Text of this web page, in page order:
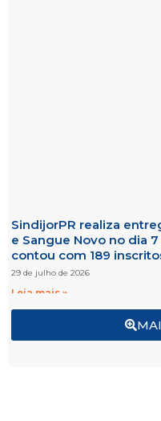
SindijorPR realiza
e Sangue Novo no dia
contou com 189
29 de julho de 2026
Leia mais »